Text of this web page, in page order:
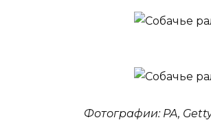
Фотографии: PA,